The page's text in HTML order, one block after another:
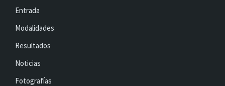
Entrada
Modalidades
Resultados
Noticias
Fotografías